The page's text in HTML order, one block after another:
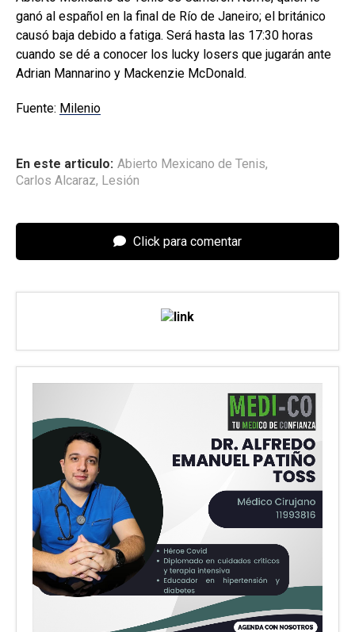
ganó al español en la final de Río de Janeiro; el británico
causó baja debido a fatiga. Será hasta las 17:30 horas
cuando se dé a conocer los lucky losers que jugarán ante
Adrian Mannarino y Mackenzie McDonald.
Fuente: Milenio
En este articulo: Abierto Mexicano de Tenis,
Carlos Alcaraz, Lesión
Click para comentar